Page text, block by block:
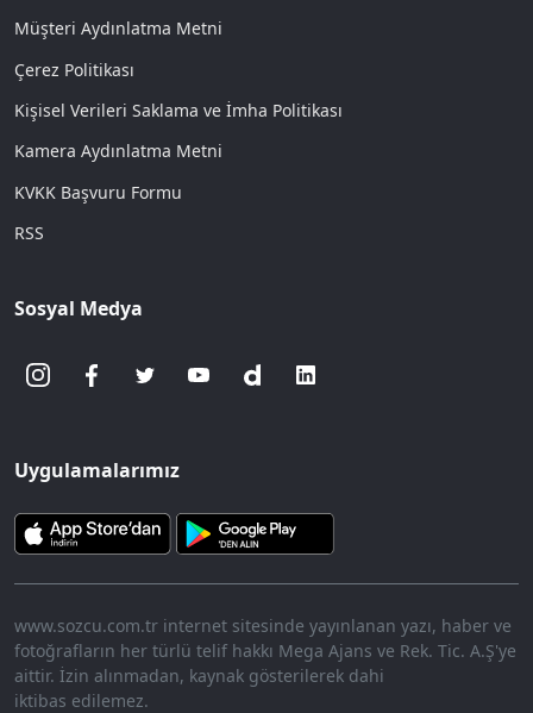
Müşteri Aydınlatma Metni
Çerez Politikası
Kişisel Verileri Saklama ve İmha Politikası
Kamera Aydınlatma Metni
KVKK Başvuru Formu
RSS
Sosyal Medya
Uygulamalarımız
www.sozcu.com.tr internet sitesinde yayınlanan yazı, haber ve
fotoğrafların her türlü telif hakkı Mega Ajans ve Rek. Tic. A.Ş'ye
aittir. İzin alınmadan, kaynak gösterilerek dahi
iktibas edilemez.